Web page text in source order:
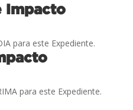
Impacto
para este Expediente.
para este Expediente.